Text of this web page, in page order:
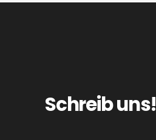
Schreib uns!